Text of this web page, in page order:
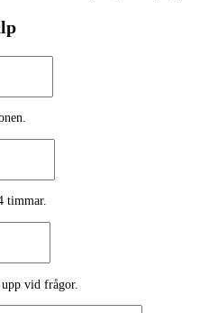
timmar.
vid frågor.